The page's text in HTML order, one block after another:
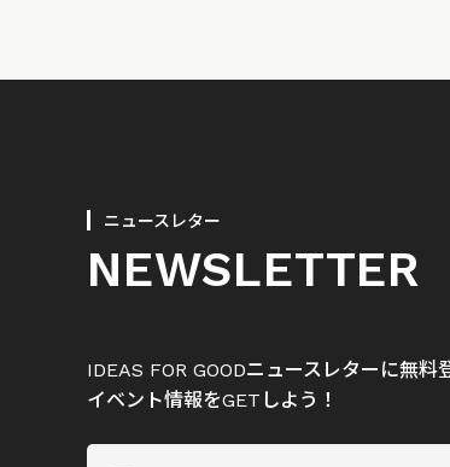
ニュースレター
NEWSLETTER
IDEAS FOR GOODニュースレターに無
イベント情報をGETしよう！